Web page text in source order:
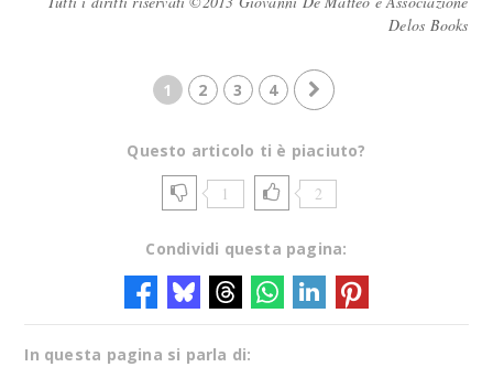
Delos Books
1 2 3 4
Questo articolo ti è piaciuto?
1 2
Condividi questa pagina:
In questa pagina si parla di: